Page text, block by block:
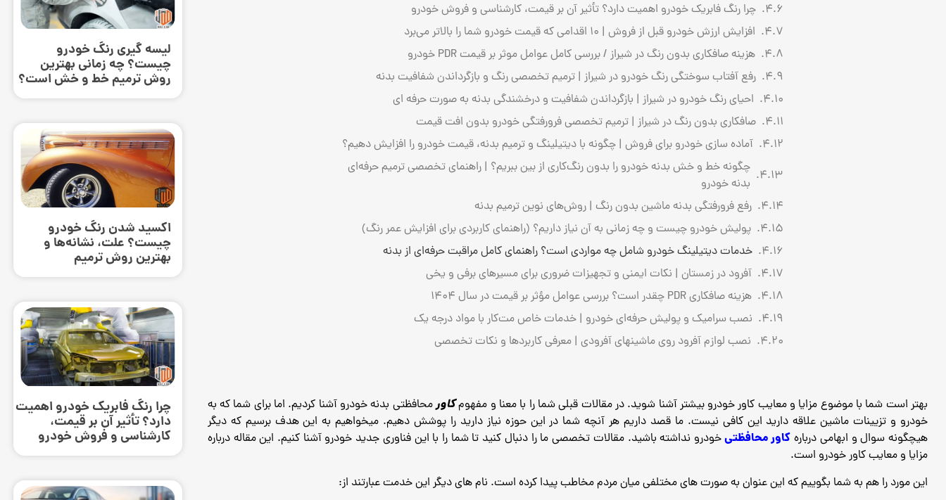
چرا رنگ فابریک خودرو اهمیت دارد؟ تأثیر آن بر قیمت، کارشناسی و فروش خودرو
افزایش ارزش خودرو قبل از فروش | ۱۰ اقدامی که قیمت خودرو شما را بالاتر می‌برد
هزینه صافکاری بدون رنگ در شیراز / بررسی کامل عوامل موثر بر قیمت PDR خودرو
رفع آفتاب سوختگی رنگ خودرو در شیراز | ترمیم تخصصی رنگ و بازگرداندن شفافیت بدنه
احیای رنگ خودرو در شیراز | بازگرداندن شفافیت و درخشندگی بدنه به صورت حرفه‌ ای
صافکاری بدون رنگ در شیراز | ترمیم تخصصی فرورفتگی خودرو بدون افت قیمت
آماده سازی خودرو برای فروش | چگونه با دیتیلینگ و ترمیم بدنه، قیمت خودرو را افزایش دهیم؟
چگونه خط و خش بدنه خودرو را بدون رنگ‌کاری از بین ببریم؟ | راهنمای تخصصی ترمیم حرفه‌ای
بدنه خودرو
رفع فرورفتگی بدنه ماشین بدون رنگ | روش‌های نوین ترمیم بدنه
پولیش خودرو چیست و چه زمانی به آن نیاز داریم؟ (راهنمای کاربردی برای افزایش عمر رنگ)
خدمات دیتیلینگ خودرو شامل چه مواردی است؟ راهنمای کامل مراقبت حرفه‌ای از بدنه
آفرود در زمستان | نکات ایمنی و تجهیزات ضروری برای مسیرهای برفی و یخی
هزینه صافکاری PDR چقدر است؟ بررسی عوامل مؤثر بر قیمت در سال 1404
نصب سرامیک و پولیش حرفه‌ای خودرو | خدمات خاص مت‌کار با مواد درجه یک
نصب لوازم آفرود روی ماشینهای آفرودی | معرفی کاربردها و نکات تخصصی
بهتر است شما با موضوع مزایا و معایب کاور خودرو بیشتر آشنا شوید. در مقالات قبلی شما را با معنا و مفهومکاورمحافظتی بدنه خودرو آشنا کردیم. اما برای شما که به
خودرو و تزیینات ماشین علاقه دارید این کافی نیست.ما قصد داریم هر آنچه شما در این حوزه نیاز دارید را پوشش دهیم. میخواهیم به این هدف برسیم که دیگر
هیچگونه سوال و ابهامی درباره کاور محافظتیخودرو نداشته باشید.مقالات تخصصی ما را دنبال کنید تا شما را با این فناوری جدید خودرو آشنا کنیم. این مقاله درباره
مزایا و معایب کاور خودرو است.
این مورد را هم به شما بگوییم که این عنوان به صورت های مختلفی میان مردم مخاطب پیدا کرده است. نام های دیگر این خدمت عبارتند از:
لیسه گیری رنگ خودرو
چیست؟ چه زمانی بهترین
روش ترمیم خط و خش است؟
اکسید شدن رنگ خودرو
چیست؟ علت، نشانه‌ها و
بهترین روش ترمیم
چرا رنگ فابریک خودرو اهمیت
دارد؟ تأثیر آن بر قیمت،
کارشناسی و فروش خودرو